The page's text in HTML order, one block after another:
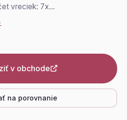
vreciek: 7x…
v obchode
na porovnanie